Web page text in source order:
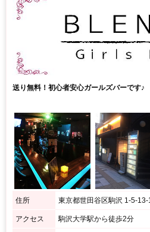
送り無料！初心者安心ガールズバーです♪
住所 東京都世田谷区駒沢 1-5-13-
アクセス 駒沢大学駅から徒歩2分